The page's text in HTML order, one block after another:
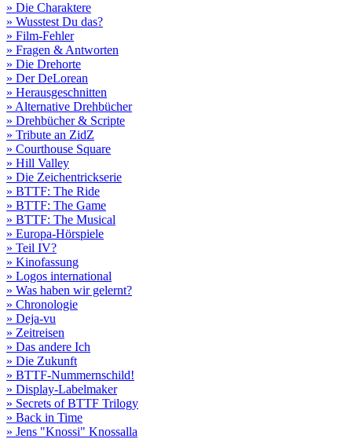
» Die Charaktere
» Wusstest Du das?
» Film-Fehler
» Fragen & Antworten
» Die Drehorte
» Der DeLorean
» Herausgeschnitten
» Alternative Drehbücher
» Drehbücher & Scripte
» Tribute an ZidZ
» Courthouse Square
» Hill Valley
» Die Zeichentrickserie
» BTTF: The Ride
» BTTF: The Game
» BTTF: The Musical
» Europa-Hörspiele
» Teil IV?
» Kinofassung
» Logos international
» Was haben wir gelernt?
» Chronologie
» Deja-vu
» Zeitreisen
» Das andere Ich
» Die Zukunft
» BTTF-Nummernschild!
» Display-Labelmaker
» Secrets of BTTF Trilogy
» Back in Time
» Jens "Knossi" Knossalla